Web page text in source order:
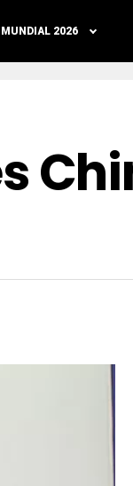
MUNDIAL 2026